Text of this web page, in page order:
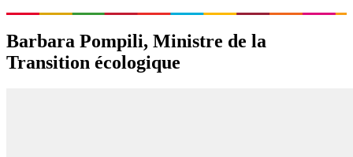
Barbara Pompili, Ministre de la
Transition écologique